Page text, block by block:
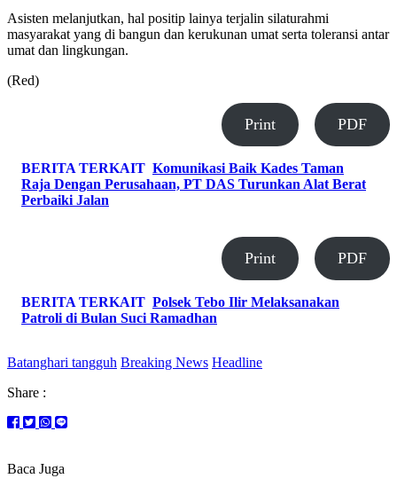
Asisten melanjutkan, hal positip lainya terjalin silaturahmi
masyarakat yang di bangun dan kerukunan umat serta toleransi antar
umat dan lingkungan.
(Red)
Print PDF
BERITA TERKAIT Komunikasi Baik Kades Taman
Raja Dengan Perusahaan, PT DAS Turunkan Alat Berat
Perbaiki Jalan
Print PDF
BERITA TERKAIT Polsek Tebo Ilir Melaksanakan
Patroli di Bulan Suci Ramadhan
Batanghari tangguh Breaking News Headline
Share :
Baca Juga